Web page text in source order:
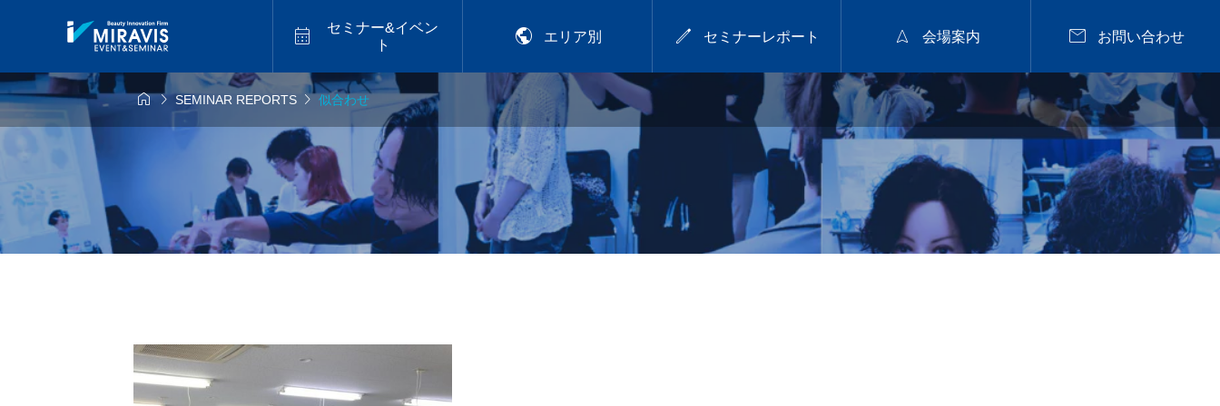

セミナー&イベン
ト
 エリア別  セミナーレポート  会場案内  お問い合わせ
9月14日
mon／トレ
ター最新海外
カットハイラ
レイヤージュセ
福岡】
2026年9月18日
2026.9.18 fri／プレトワ
セミナー【松江】
2026年9月28日
2026.9.28 mon／可愛
いは、仕込める！CHIT
OSE流デジパ活用術
【岡山】
2026年9月28日
2026.9.28 mon／集客
と定着に繋がるカラー
戦略セミナー【広島】
 
わせカット
福山
アメイジアカラー講習
2026.07.29
福山
nanuk佐野氏パーマセミナー
2026.07.29
 
SEMINAR REPORTS 似合わせ